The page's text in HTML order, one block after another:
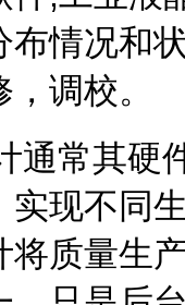
布情况和
调校。
常其硬件
实现不同
将质量生